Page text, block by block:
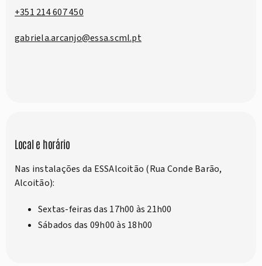
+351 214 607 450
gabriela.arcanjo@essa.scml.pt
Local e horário
Nas instalações da ESSAlcoitão (Rua Conde Barão,
Alcoitão):
Sextas-feiras das 17h00 às 21h00
Sábados das 09h00 às 18h00